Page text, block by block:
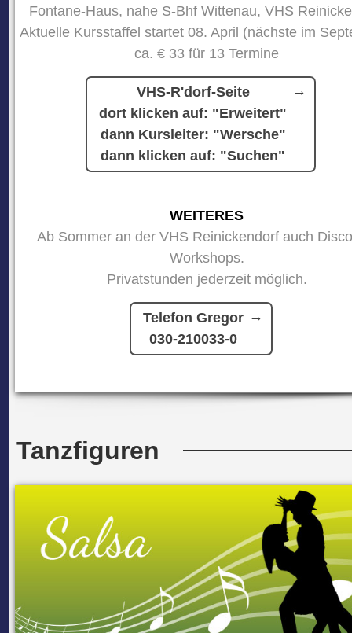
Fontane-Haus, nahe S-Bhf Wittenau, VHS
Aktuelle Kursstaffel startet 08. April (nächste im
ca. € 33 für 13 Termine
VHS-R'dorf-Seite
dort klicken auf: "Erweitert"
dann Kursleiter: "Wersche"
dann klicken auf: "Suchen"
WEITERES
Ab Sommer an der VHS Reinickendorf auch
Workshops.
Privatstunden jederzeit möglich.
Telefon Gregor
030-210033-0
Tanzfiguren